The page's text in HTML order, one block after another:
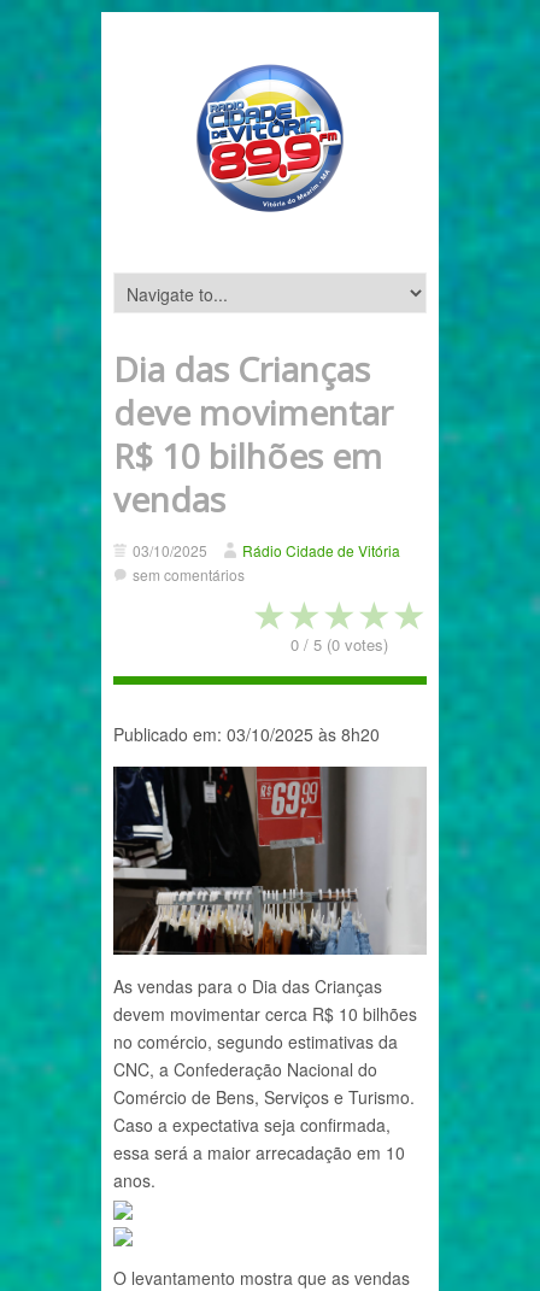
Dia das Crianças
deve movimentar
R$ 10 bilhões em
vendas
03/10/2025
Rádio Cidade de Vitória
sem comentários
★★★★★
0 / 5 (0 votes)
Publicado em: 03/10/2025 às 8h20
As vendas para o Dia das Crianças
devem movimentar cerca R$ 10 bilhões
no comércio, segundo estimativas da
CNC, a Confederação Nacional do
Comércio de Bens, Serviços e Turismo.
Caso a expectativa seja confirmada,
essa será a maior arrecadação em 10
anos.
O levantamento mostra que as vendas